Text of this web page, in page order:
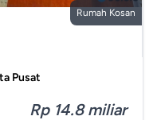
Rumah Kosan
Pusat
Rp 14.8 miliar